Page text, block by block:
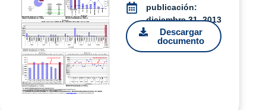
publicación:
diciembre 31, 2013
Descargar
documento